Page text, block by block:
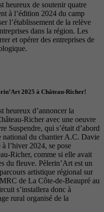
heureux de soutenir quatre
à l’édition 2024 du camp
l’établissement de la relève
dans la région. Les
et opérer des entreprises de
2025 à Château-Richer!
heureux d’annoncer la
Richer avec une oeuvre
Suspendre, qui s’était d’abord
du chantier A.C. Davie
l’hiver 2024, se pose
Richer, comme si elle avait
du fleuve. Pèlerin’Art est un
artistique régional sur
de La Côte-de-Beaupré au
s’installera donc à
rural organisé de la